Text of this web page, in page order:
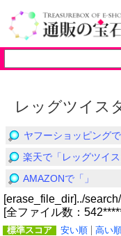
レッグツイス
ヤフーショッピングで
楽天で「レッグツイス
AMAZONで「」
[erase_file_dir]../
[全ファイル数：
標準スコア 安い順 高い順